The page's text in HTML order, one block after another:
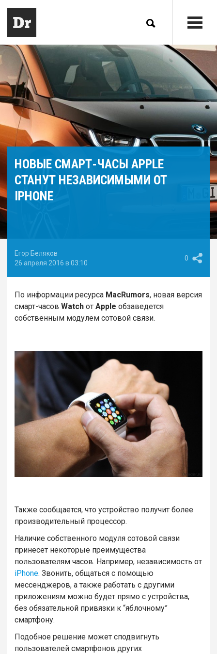
НОВЫЕ СМАРТ-ЧАСЫ APPLE
СТАНУТ НЕЗАВИСИМЫМИ ОТ
IPHONE
Егор Беляков
26 апреля 2016 в 03:10
0
По информации ресурса MacRumors, новая версия
смарт-часов Watch от Apple обзаведется
собственным модулем сотовой связи.
Также сообщается, что устройство получит более
производительный процессор.
Наличие собственного модуля сотовой связи
принесет некоторые преимущества
пользователям часов. Например, независимость от
iPhone. Звонить, общаться с помощью
мессенджеров, а также работать с другими
приложениям можно будет прямо с устройства,
без обязательной привязки к “яблочному”
смартфону.
Подобное решение может сподвигнуть
пользователей смартфонов других